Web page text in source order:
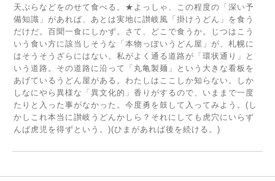
天ぷらなどをのせて食べる。★よっしゃ、この程度の「深い予
備知識」があれば、あとは実地に讃岐風「掛けうどん」を食う
だけだ。百聞一食にしかず。さて、どこで食うか。じつはこう
いう食い方に該当しそうな「本物っぽいうどん屋」が、札幌に
はそうそうざらにはない。私がよく通る道路が「環状通り」と
いう道路。その道路に沿って「丸亀製麺」という大きな看板を
あげているうどん屋がある。わたしはここしか知らない。しか
しなにやら異様な「異文化的」香りがするので、いままで一度
たりと入った事がなかった。今度勇を鼓して入ってみよう。(し
かしこれ本当に讃岐うどんかしら？それにしても虎穴にいらず
んば虎児を得ずという。)(ひまがあれば後を続ける。)